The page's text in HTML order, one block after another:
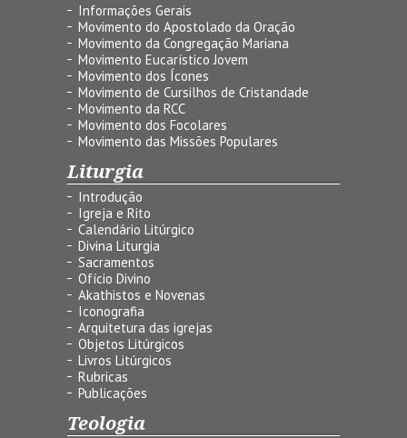
Informações Gerais
Movimento do Apostolado da Oração
Movimento da Congregação Mariana
Movimento Eucarístico Jovem
Movimento dos Ícones
Movimento de Cursilhos de Cristandade
Movimento da RCC
Movimento dos Focolares
Movimento das Missões Populares
Liturgia
Introdução
Igreja e Rito
Calendário Litúrgico
Divina Liturgia
Sacramentos
Ofício Divino
Akathistos e Novenas
Iconografia
Arquitetura das igrejas
Objetos Litúrgicos
Livros Litúrgicos
Rubricas
Publicações
Teologia